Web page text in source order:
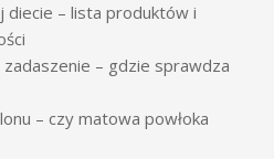
diecie – lista produktów i
– gdzie sprawdza
– czy matowa powłoka